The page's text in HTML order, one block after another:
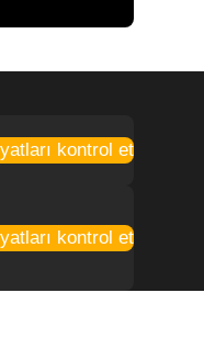
kontrol et
kontrol et